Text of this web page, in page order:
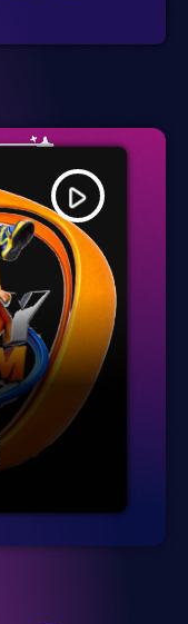
play_arrow